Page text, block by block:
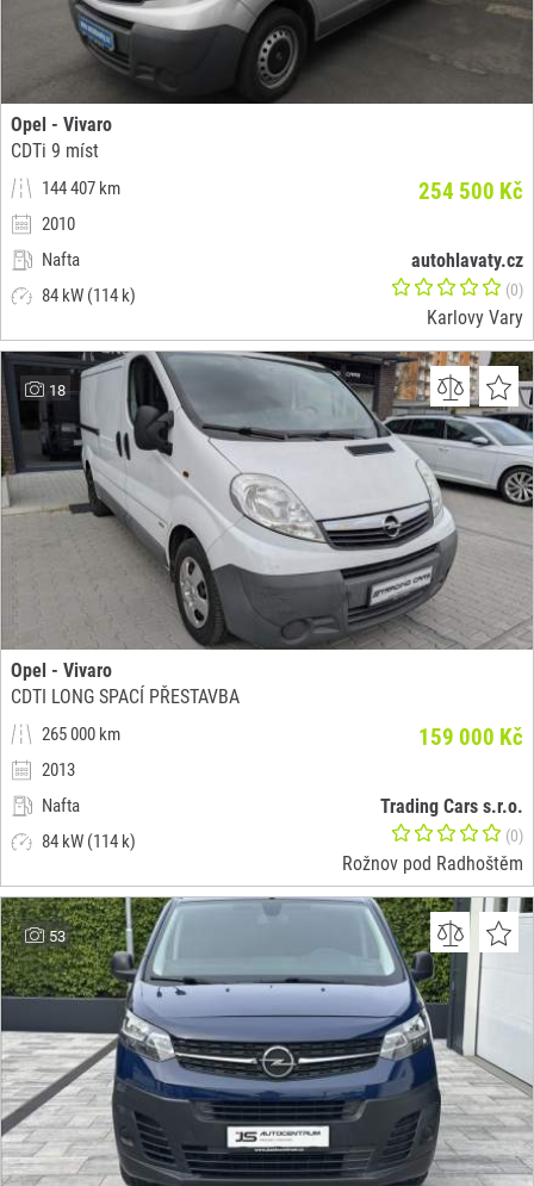
Opel - Vivaro
CDTi 9 míst
144 407 km
2010
Nafta
84 kW (114 k)
254 500 Kč
autohlavaty.cz
(0)
Karlovy Vary
18
Opel - Vivaro
CDTI LONG SPACÍ PŘESTAVBA
265 000 km
2013
Nafta
84 kW (114 k)
159 000 Kč
Trading Cars s.r.o.
(0)
Rožnov pod Radhoštěm
53